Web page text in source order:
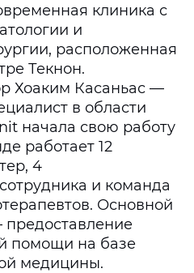
клиника с
и
расположенная
Текнон.
Хоаким Касаньас —
в области
начала свою работу
работает 12
4
и команда
Основной
помощи на базе
медицины.